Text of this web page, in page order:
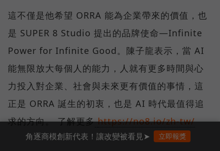
這不僅是他希望 ORRA 能為企業帶來的價值，也
是 SUPER 8 Studio 提出的品牌使命—Infinite
Power for Infinite Good。陳子龍表示，當 AI
能無限放大每個人的能力，人就有更多時間與心
力投入對企業、社會與未來更有價值的事情，這
正是 ORRA 誕生的初衷，也是 AI 時代最值得追
求的方向。 了解更多 https://no8.io/zh-tw/
角逐商模創新代表！讓改變被看見➤ 立即報獎